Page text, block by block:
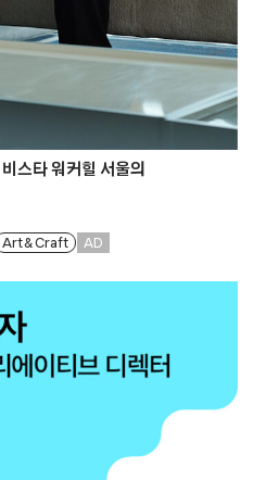
스타 워커힐 서울의
Art & Craft AD